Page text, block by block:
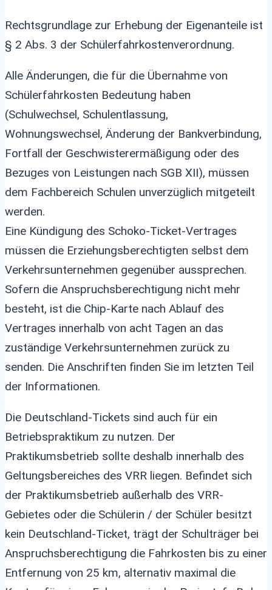
Rechtsgrundlage zur Erhebung der Eigenanteile ist
§ 2 Abs. 3 der Schülerfahrkostenverordnung.
Alle Änderungen, die für die Übernahme von
Schülerfahrkosten Bedeutung haben
(Schulwechsel, Schulentlassung,
Wohnungswechsel, Änderung der Bankverbindung,
Fortfall der Geschwisterermäßigung oder des
Bezuges von Leistungen nach SGB XII), müssen
dem Fachbereich Schulen unverzüglich mitgeteilt
werden.
Eine Kündigung des Schoko-Ticket-Vertrages
müssen die Erziehungsberechtigten selbst dem
Verkehrsunternehmen gegenüber aussprechen.
Sofern die Anspruchsberechtigung nicht mehr
besteht, ist die Chip-Karte nach Ablauf des
Vertrages innerhalb von acht Tagen an das
zuständige Verkehrsunternehmen zurück zu
senden. Die Anschriften finden Sie im letzten Teil
der Informationen.
Die Deutschland-Tickets sind auch für ein
Betriebspraktikum zu nutzen. Der
Praktikumsbetrieb sollte deshalb innerhalb des
Geltungsbereiches des VRR liegen. Befindet sich
der Praktikumsbetrieb außerhalb des VRR-
Gebietes oder die Schülerin / der Schüler besitzt
kein Deutschland-Ticket, trägt der Schulträger bei
Anspruchsberechtigung die Fahrkosten bis zu einer
Entfernung von 25 km, alternativ maximal die